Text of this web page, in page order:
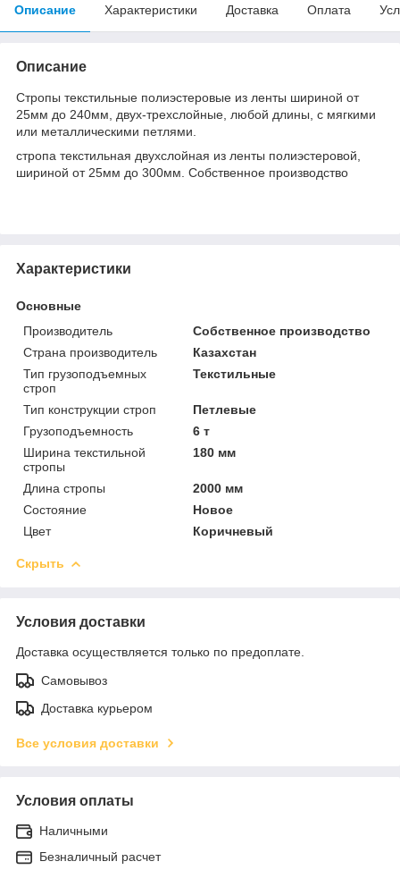
Описание Характеристики Доставка Оплата
Описание
Стропы текстильные полиэстеровые из ленты шириной от
25мм до 240мм, двух-трехслойные, любой длины, с мягкими
или металлическими петлями.
стропа текстильная двухслойная из ленты полиэстеровой,
шириной от 25мм до 300мм. Собственное производство
Характеристики
Основные
Производитель
Собственное производство
Страна производитель
Казахстан
Тип грузоподъемных
строп
Текстильные
Тип конструкции строп
Петлевые
Грузоподъемность
6 т
Ширина текстильной
стропы
180 мм
Длина стропы
2000 мм
Состояние
Новое
Цвет
Коричневый
Скрыть
Условия доставки
Доставка осуществляется только по предоплате.
Самовывоз
Доставка курьером
Все условия доставки
Условия оплаты
Наличными
Безналичный расчет